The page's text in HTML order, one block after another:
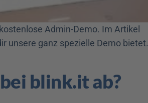
Admin-Demo. Im Artikel
unsere ganz spezielle Demo bietet.
blink.it ab?